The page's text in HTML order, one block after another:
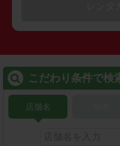
こだわり条件で検
店舗名